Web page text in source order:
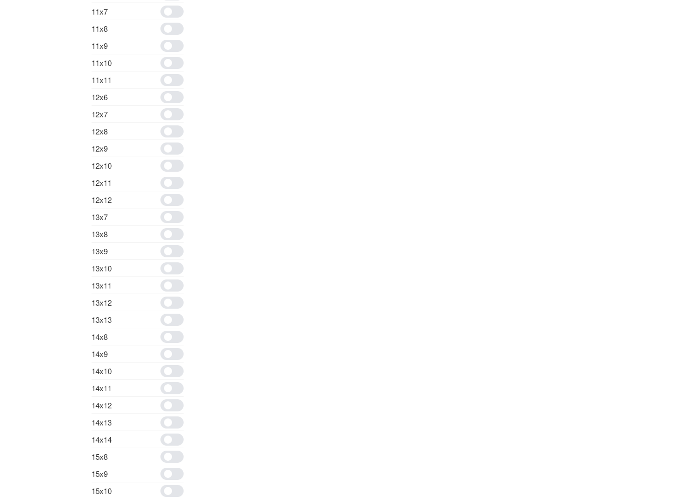
11х7
11х8
11х9
11х10
11х11
12х6
12х7
12х8
12х9
12х10
12х11
12х12
13х7
13х8
13х9
13х10
13х11
13х12
13х13
14х8
14х9
14х10
14х11
14х12
14х13
14х14
15х8
15х9
15х10